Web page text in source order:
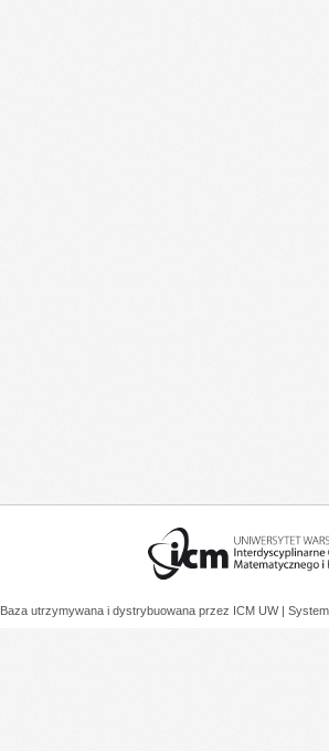
Baza utrzymywana i dystrybuowana przez ICM UW |